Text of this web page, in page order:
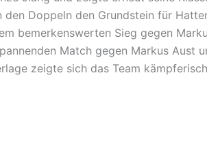
Doppeln den Grundstein für
bemerkenswerten Sieg gegen
Match gegen Markus Aust
zeigte sich das Team